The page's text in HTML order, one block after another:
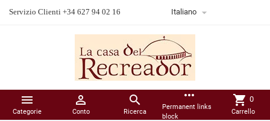
Servizio Clienti +34 627 94 02 16 Italiano 

Categorie

Conto

Ricerca
more_horiz
Permanent links
block
shopping_cart 0
Carrello